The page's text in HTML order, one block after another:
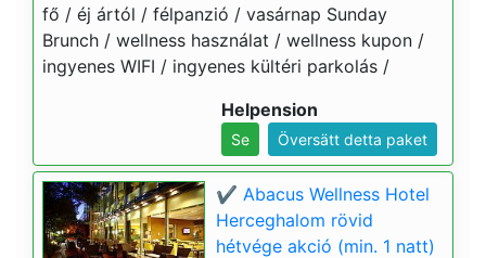
fő / éj ártól / félpanzió / vasárnap Sunday
Brunch / wellness használat / wellness kupon /
ingyenes WIFI / ingyenes kültéri parkolás /
Helpension
Se Översätt detta paket
✔️ Abacus Wellness Hotel
Herceghalom rövid
hétvége akció (min. 1 natt)